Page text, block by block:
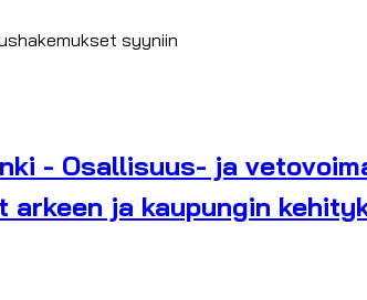
syyniin
- Osallisuus- ja
ja kaupungin